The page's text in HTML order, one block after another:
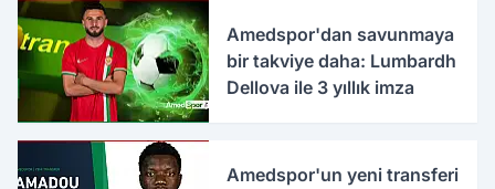
Amedspor'dan savunmaya
bir takviye daha: Lumbardh
Dellova ile 3 yıllık imza
Amedspor'un yeni transferi